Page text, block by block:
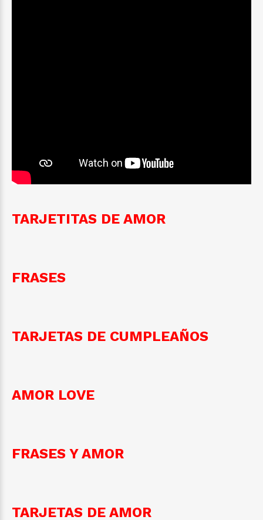
TARJETITAS DE AMOR
FRASES
TARJETAS DE CUMPLEAÑOS
AMOR LOVE
FRASES Y AMOR
TARJETAS DE AMOR